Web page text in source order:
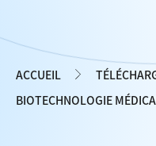
ACCUEIL
BIOTECHNOLOGIE